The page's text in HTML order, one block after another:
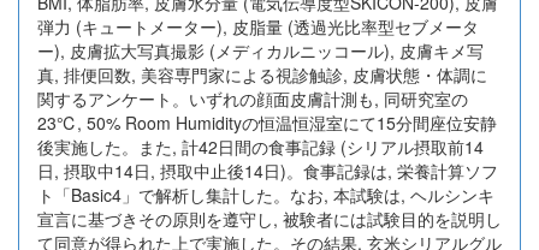
弾力 (キュートメーター), 皮脂量 (透過光比率型セブメータ
ー), 皮膚拡大写真撮影 (メディカルニッコール), 皮膚キメ写
真, 排便回数, 美容専門家による視診触診, 皮膚状態・体調に
関するアンケート。いずれの顔面皮膚計測も, 同研究室の
23℃, 50% Room Humidityの恒温恒湿室にて15分間座位安静
後実施した。また, 計42日間の食事記録 (シリアル摂取前14
日, 摂取中14日, 摂取中止後14日)。食事記録は, 栄養計算ソフ
ト「Basic4」で解析し集計した。なお, 本試験は, ヘルシンキ
宣言に基づきその原則を遵守し, 被験者には試験目的を説明し
て同意が得られた上で実施した。その結果, 玄米シリアルグル